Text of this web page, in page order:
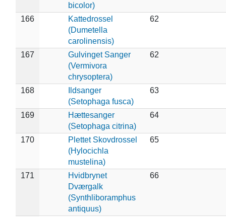
bicolor)
166
Kattedrossel
(Dumetella
carolinensis)
62
167
Gulvinget Sanger
(Vermivora
chrysoptera)
62
168
Ildsanger
(Setophaga fusca)
63
169
Hættesanger
(Setophaga citrina)
64
170
Plettet Skovdrossel
(Hylocichla
mustelina)
65
171
Hvidbrynet
Dværgalk
(Synthliboramphus
antiquus)
66